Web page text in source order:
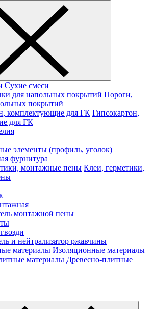
Сухие смеси
Пороги,
покрытий
Гипсокартон,
для ГК
элементы (профиль, уголок)
фурнитура
Клеи, герметики,
монтажной пены
и нейтрализатор ржавчины
Изоляционные материалы
Древесно-плитные